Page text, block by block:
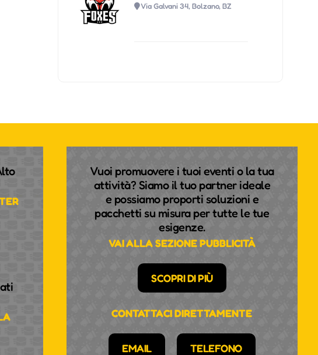
Via Galvani 34, Bolzano, BZ
Vuoi promuovere i tuoi eventi o la tua
attività? Siamo il tuo partner ideale
e possiamo proporti soluzioni e
pacchetti su misura per tutte le tue
esigenze.
VAI ALLA SEZIONE PUBBLICITÀ
SCOPRI DI PIÙ
CONTATTACI DIRETTAMENTE
EMAIL TELEFONO